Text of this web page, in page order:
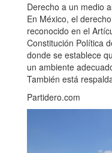
Derecho a un medio
En México, el
reconocido en el
Constitución Política
donde se establece
un ambiente
También está
Partidero.com